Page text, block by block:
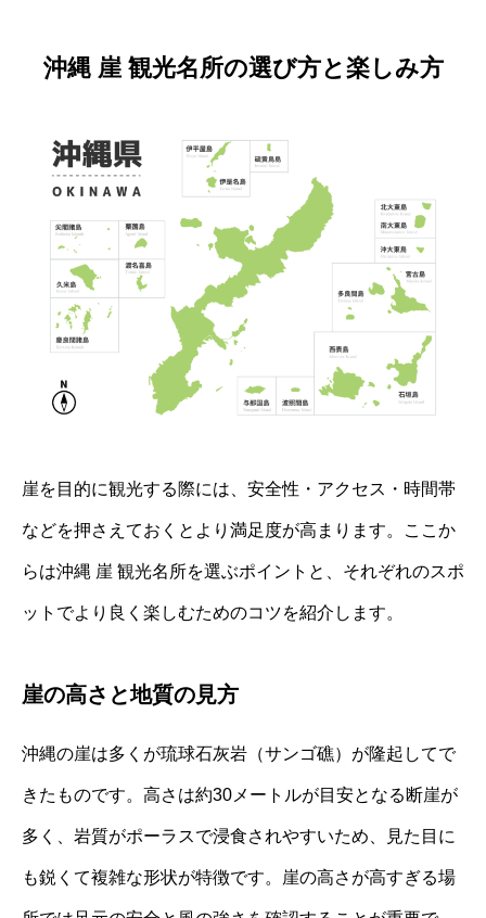
沖縄 崖 観光名所の選び方と楽しみ方
崖を目的に観光する際には、安全性・アクセス・時間帯
などを押さえておくとより満足度が高まります。ここか
らは沖縄 崖 観光名所を選ぶポイントと、それぞれのスポ
ットでより良く楽しむためのコツを紹介します。
崖の高さと地質の見方
沖縄の崖は多くが琉球石灰岩（サンゴ礁）が隆起してで
きたものです。高さは約30メートルが目安となる断崖が
多く、岩質がポーラスで浸食されやすいため、見た目に
も鋭くて複雑な形状が特徴です。崖の高さが高すぎる場